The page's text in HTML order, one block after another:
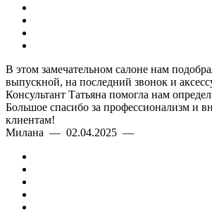
В этом замечательном салоне нам
выпускной, на последний звонок и
Консультант Татьяна помогла нам
Большое спасибо за профессионализм и
клиентам!
Милана — 02.04.2025 —